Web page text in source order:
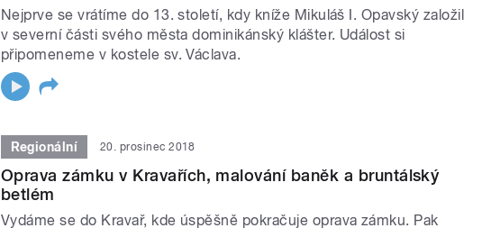
Nejprve se vrátíme do 13. století, kdy kníže Mikuláš I. Opavský založil
v severní části svého města dominikánský klášter. Událost si
připomeneme v kostele sv. Václava.
Regionální 20. prosinec 2018
Oprava zámku v Kravařích, malování baněk a bruntálský
betlém
Vydáme se do Kravař, kde úspěšně pokračuje oprava zámku. Pak